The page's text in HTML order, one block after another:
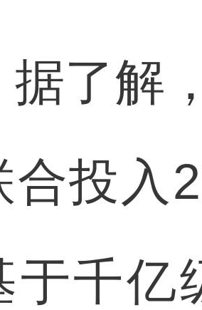
解，
合投入
于千亿